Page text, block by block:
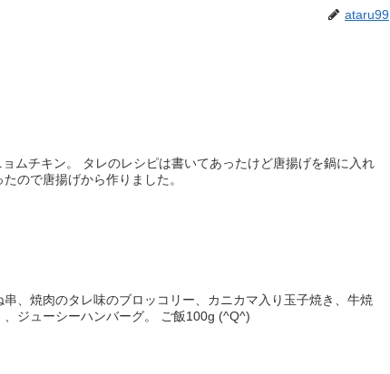
ataru99
ムチキン。 タレのレシピは書いてあったけど唐揚げを鍋に入れ
ので唐揚げから作りました。
、焼肉のタレ味のブロッコリー、カニカマ入り玉子焼き、牛焼
ジューシーハンバーグ。 ご飯100g (^Q^)